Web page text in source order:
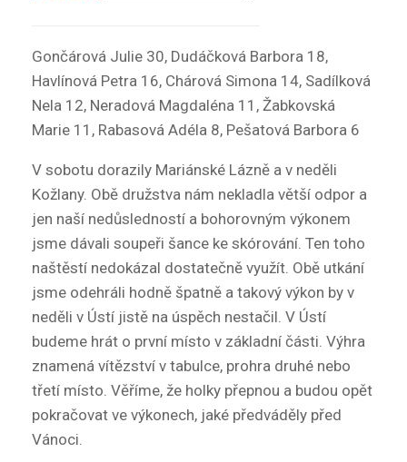
Gončárová Julie 30, Dudáčková Barbora 18,
Havlínová Petra 16, Chárová Simona 14, Sadílková
Nela 12, Neradová Magdaléna 11, Žabkovská
Marie 11, Rabasová Adéla 8, Pešatová Barbora 6
V sobotu dorazily Mariánské Lázně a v neděli
Kožlany. Obě družstva nám nekladla větší odpor a
jen naší nedůsledností a bohorovným výkonem
jsme dávali soupeři šance ke skórování. Ten toho
naštěstí nedokázal dostatečně využít. Obě utkání
jsme odehráli hodně špatně a takový výkon by v
neděli v Ústí jistě na úspěch nestačil. V Ústí
budeme hrát o první místo v základní části. Výhra
znamená vítězství v tabulce, prohra druhé nebo
třetí místo. Věříme, že holky přepnou a budou opět
pokračovat ve výkonech, jaké předváděly před
Vánoci.